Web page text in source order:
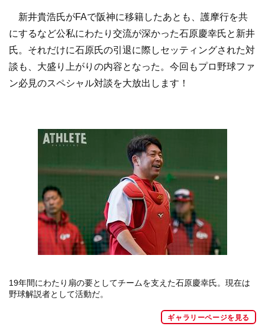
新井貴浩氏がFAで阪神に移籍したあとも、護摩行を共
にするなど公私にわたり交流が深かった石原慶幸氏と新井
氏。それだけに石原氏の引退に際しセッティングされた対
談も、大盛り上がりの内容となった。今回もプロ野球ファ
ン必見のスペシャル対談を大放出します！
19年間にわたり扇の要としてチームを支えた石原慶幸氏。現在は
野球解説者として活動だ。
ギャラリーページを見る